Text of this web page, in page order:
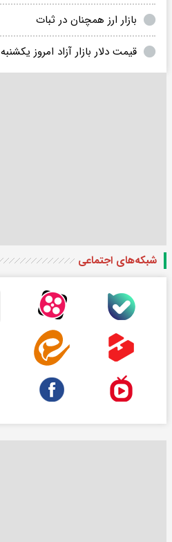
بازار ارز همچنان در ثبات
قیمت دلار بازار آزاد امروز یکشنبه ۹ فروردین ۱۴۰۵ +جدول
شبکه‌های اجتماعی